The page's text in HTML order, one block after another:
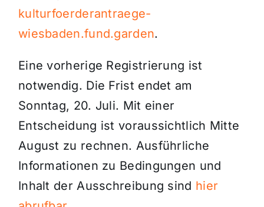
kulturfoerderantraege-
wiesbaden.fund.garden.
Eine vorherige Registrierung ist
notwendig. Die Frist endet am
Sonntag, 20. Juli. Mit einer
Entscheidung ist voraussichtlich Mitte
August zu rechnen. Ausführliche
Informationen zu Bedingungen und
Inhalt der Ausschreibung sind hier